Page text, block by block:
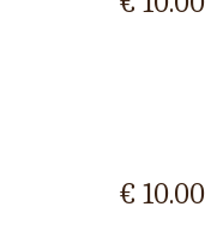
€ 10.00